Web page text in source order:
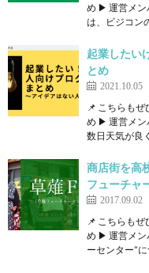
め ▶ 運営メン
は、ビジコン
起業したい
とめ
2021.10.05
📌 こちらも
め ▶ 運営メン
数日天気が良
商店街を高
フューチャ
2017.09.02
📌 こちらも
め ▶ 運営メン
ーセンター”